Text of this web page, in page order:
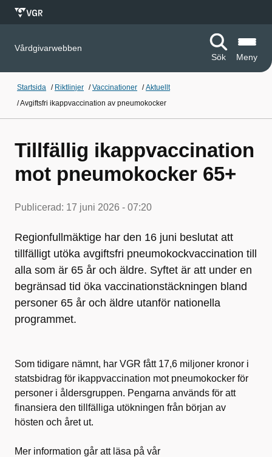
Vårdgivarwebben
Sök
Meny
Startsida / Riktlinjer /Vaccinationer /Aktuellt
/Avgiftsfri ikappvaccination av pneumokocker
Tillfällig ikappvaccination
mot pneumokocker 65+
Publicerad: 17 juni 2026 - 07:20
Regionfullmäktige har den 16 juni beslutat att
tillfälligt utöka avgiftsfri pneumokockvaccination till
alla som är 65 år och äldre. Syftet är att under en
begränsad tid öka vaccinationstäckningen bland
personer 65 år och äldre utanför nationella
programmet.
Som tidigare nämnt, har VGR fått 17,6 miljoner kronor i
statsbidrag för ikappvaccination mot pneumokocker för
personer i åldersgruppen. Pengarna används för att
finansiera den tillfälliga utökningen från början av
hösten och året ut.
Mer information går att läsa på vår